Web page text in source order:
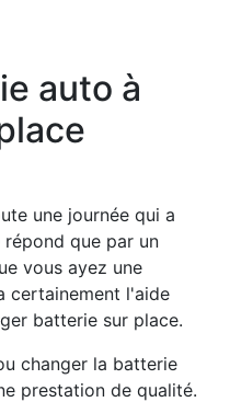
auto à
une journée qui a
que par un
vous ayez une
certainement l'aide
batterie sur place.
changer la batterie
prestation de qualité.